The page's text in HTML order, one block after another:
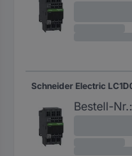
Bestell-Nr.: